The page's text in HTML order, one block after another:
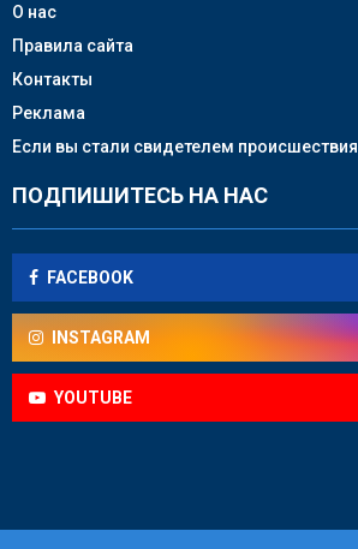
О нас
Правила сайта
Контакты
Реклама
Если вы стали свидетелем происшествия
ПОДПИШИТЕСЬ НА НАС
FACEBOOK
INSTAGRAM
YOUTUBE